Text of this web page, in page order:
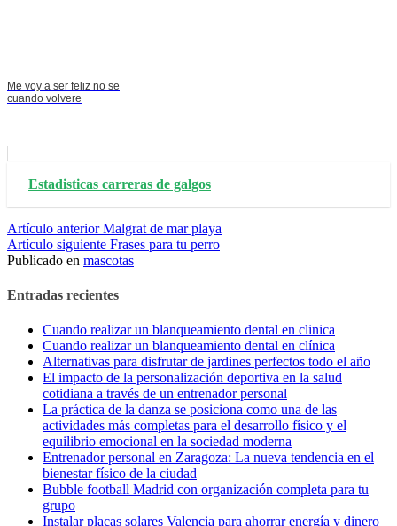
Me voy a ser feliz no se
cuando volvere
Estadisticas carreras de galgos
Seguir
leyendo
Artículo anteriorMalgrat de mar playa
Artículo siguiente Frases para tu perro
Publicado en mascotas
Entradas recientes
Cuando realizar un blanqueamiento dental en clinica
Cuando realizar un blanqueamiento dental en clínica
Alternativas para disfrutar de jardines perfectos todo el año
El impacto de la personalización deportiva en la salud
cotidiana a través de un entrenador personal
La práctica de la danza se posiciona como una de las
actividades más completas para el desarrollo físico y el
equilibrio emocional en la sociedad moderna
Entrenador personal en Zaragoza: La nueva tendencia en el
bienestar físico de la ciudad
Bubble football Madrid con organización completa para tu
grupo
Instalar placas solares Valencia para ahorrar energía y dinero